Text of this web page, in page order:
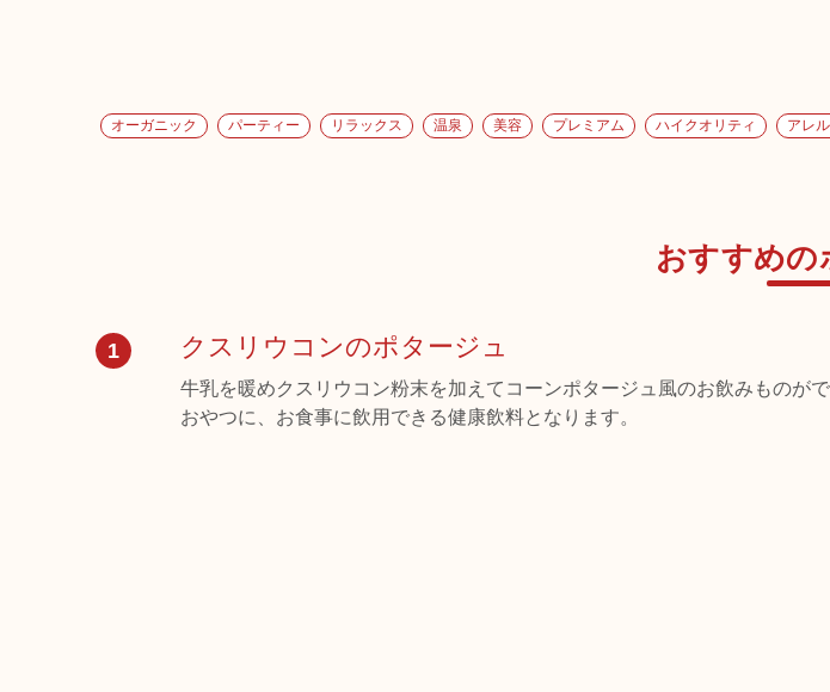
オーガニック パーティー リラックス 温泉 美容 プレミアム ハイクオリティ アレ
おすすめの
1 クスリウコンのポタージュ
牛乳を暖めクスリウコン粉末を加えてコーンポタージュ風のお飲みものがで
おやつに、お食事に飲用できる健康飲料となります。